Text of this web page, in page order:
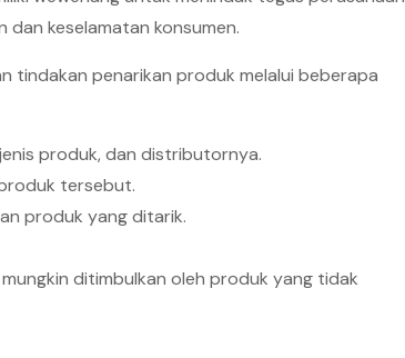
keselamatan konsumen.
tindakan penarikan produk melalui beberapa
produk, dan distributornya.
tersebut.
produk yang ditarik.
ditimbulkan oleh produk yang tidak